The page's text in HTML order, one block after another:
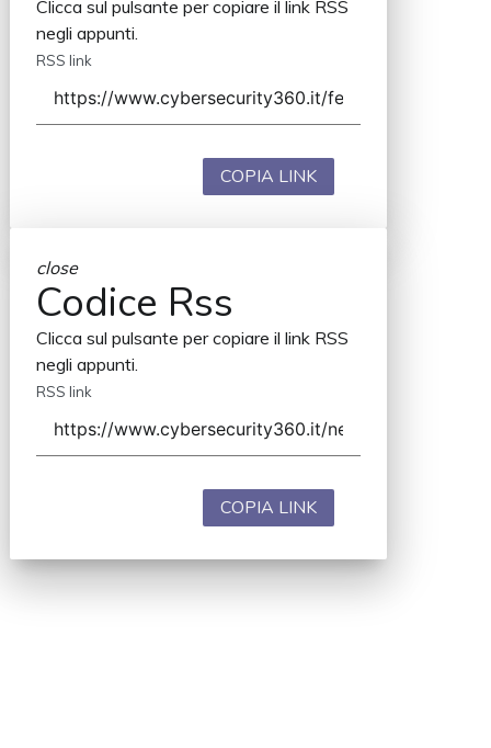
Clicca sul pulsante per copiare il link RSS
negli appunti.
RSS link
COPIA LINK
close
Codice Rss
Clicca sul pulsante per copiare il link RSS
negli appunti.
RSS link
COPIA LINK